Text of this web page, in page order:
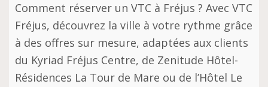
Comment réserver un VTC à Fréjus ? Avec VTC
Fréjus, découvrez la ville à votre rythme grâce
à des offres sur mesure, adaptées aux clients
du Kyriad Fréjus Centre, de Zenitude Hôtel-
Résidences La Tour de Mare ou de l’Hôtel Le